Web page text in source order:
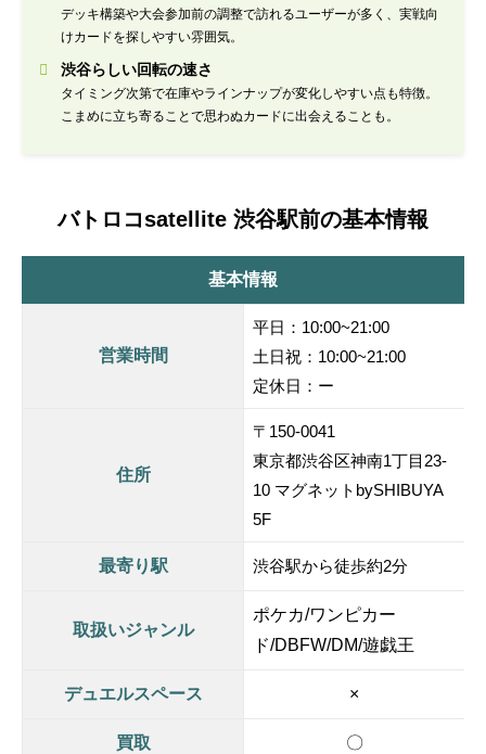
デッキ構築や大会参加前の調整で訪れるユーザーが多く、実戦向
けカードを探しやすい雰囲気。
渋谷らしい回転の速さ
タイミング次第で在庫やラインナップが変化しやすい点も特徴。
こまめに立ち寄ることで思わぬカードに出会えることも。
バトロコsatellite 渋谷駅前の基本情報
基本情報
営業時間
平日：10:00~21:00
土日祝：10:00~21:00
定休日：ー
住所
〒150-0041
東京都渋谷区神南1丁目23-
10 マグネットbySHIBUYA
5F
最寄り駅 渋谷駅から徒歩約2分
取扱いジャンル
ポケカ/ワンピカー
ド/DBFW/DM/遊戯王
デュエルスペース ×
買取 〇